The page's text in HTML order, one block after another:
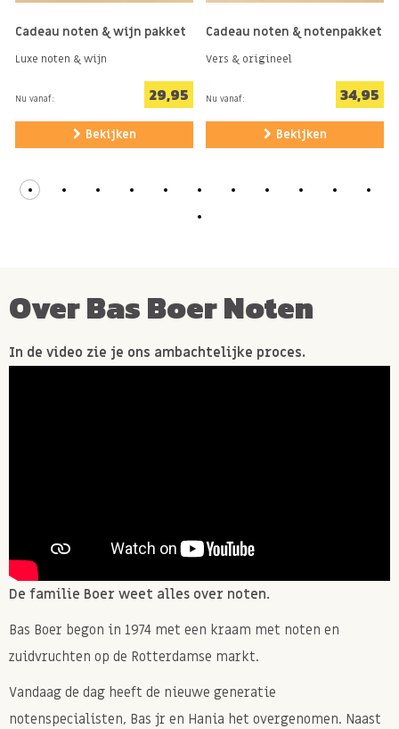
Cadeau noten & wijn pakket
Luxe noten & wijn
Nu vanaf: 29,95
Bekijken
Cadeau noten & notenpakket
Vers & origineel
Nu vanaf: 34,95
Bekijken
Over Bas Boer Noten
De familie Boer weet alles over noten.
Bas Boer begon in 1974 met een kraam met noten en
zuidvruchten op de Rotterdamse markt.
Vandaag de dag heeft de nieuwe generatie
notenspecialisten, Bas jr en Hania het overgenomen. Naast
In de video zie je ons ambachtelijke proces.